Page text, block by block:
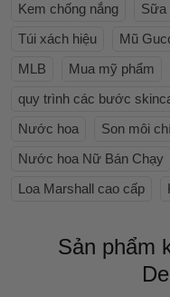
Kem chống nắng Sữa
Túi xách hiệu
Mũ
MLB
Mua mỹ phẩm
quy trình các bước
Nước hoa
Son môi
Nước hoa Nữ Bán Chạy
Loa Marshall cao cấp
Sản phẩm